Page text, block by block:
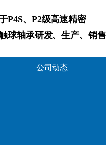
P4S、P2级高速精密
球轴承研发、生产、销售
公司动态